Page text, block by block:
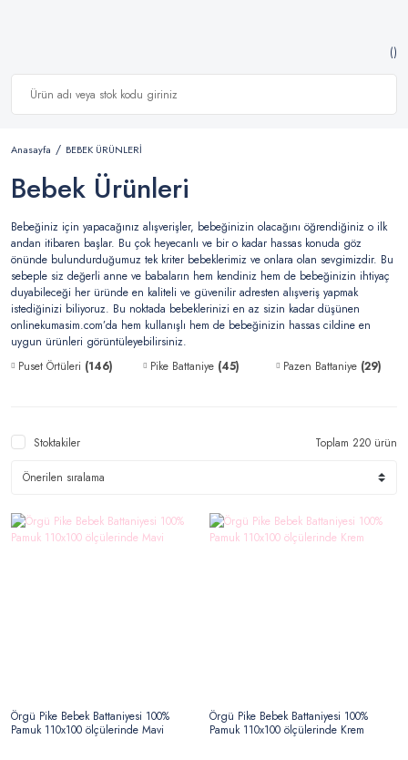
Anasayfa BEBEK ÜRÜNLERİ
Bebek Ürünleri
Bebeğiniz için yapacağınız alışverişler, bebeğinizin olacağını öğrendiğiniz o ilk
andan itibaren başlar. Bu çok heyecanlı ve bir o kadar hassas konuda göz
önünde bulundurduğumuz tek kriter bebeklerimiz ve onlara olan sevgimizdir. Bu
sebeple siz değerli anne ve babaların hem kendiniz hem de bebeğinizin ihtiyaç
duyabileceği her üründe en kaliteli ve güvenilir adresten alışveriş yapmak
istediğinizi biliyoruz. Bu noktada bebeklerinizi en az sizin kadar düşünen
onlinekumasim.com’da hem kullanışlı hem de bebeğinizin hassas cildine en
uygun ürünleri görüntüleyebilirsiniz.
Puset Örtüleri (146) Pike Battaniye (45) Pazen Battaniye (29)
Stoktakiler Toplam 220 ürün
Örgü Pike Bebek Battaniyesi 100%
Pamuk 110x100 ölçülerinde Mavi
Örgü Pike Bebek Battaniyesi 100%
Pamuk 110x100 ölçülerinde Krem